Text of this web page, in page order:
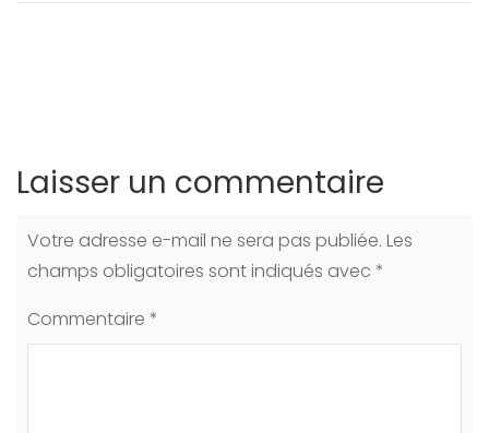
Laisser un commentaire
Votre adresse e-mail ne sera pas publiée. Les
champs obligatoires sont indiqués avec *
Commentaire *